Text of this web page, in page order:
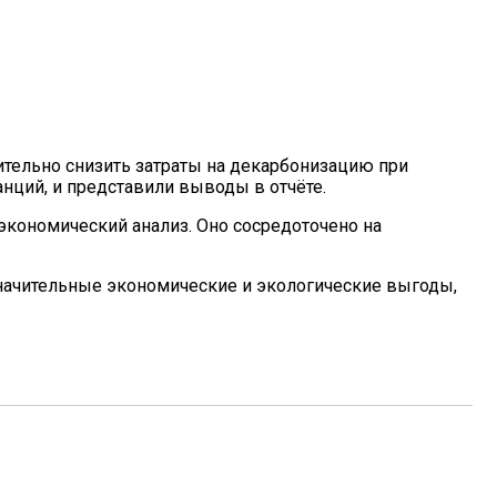
снизить затраты на декарбонизацию при
и представили выводы в отчёте.
анализ. Оно сосредоточено на
экономические и экологические выгоды,